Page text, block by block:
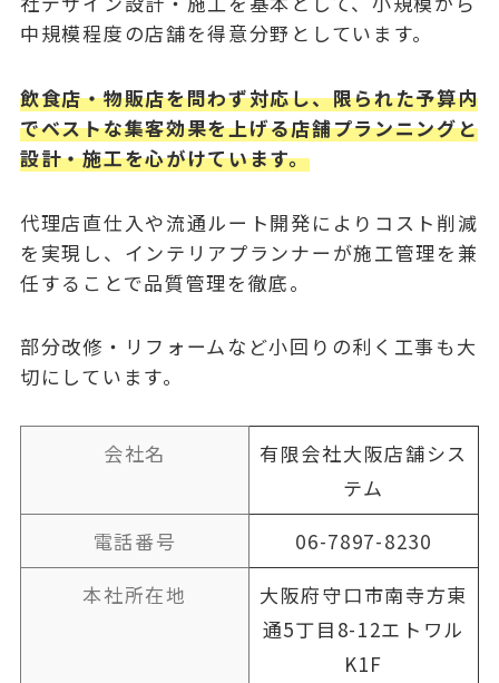
中規模程度の店舗を得意分野としています。
飲食店・物販店を問わず対応し、限られた予算内
でベストな集客効果を上げる店舗プランニングと
設計・施工を心がけています。
代理店直仕入や流通ルート開発によりコスト削減
を実現し、インテリアプランナーが施工管理を兼
任することで品質管理を徹底。
部分改修・リフォームなど小回りの利く工事も大
切にしています。
会社名
有限会社大阪店舗シス
テム
電話番号
06-7897-8230
本社所在地
大阪府守口市南寺方東
通5丁目8-12エトワル
K1F